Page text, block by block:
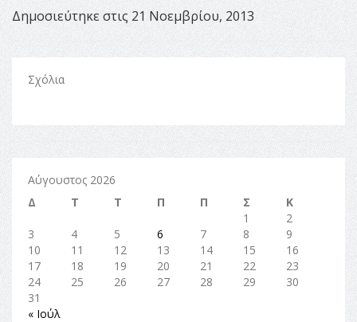
Δημοσιεύτηκε στις 21 Νοεμβρίου, 2013
Σχόλια
Αύγουστος 2026
Δ
Τ Τ Π Π Σ
Κ
1
2
3
4 5 6 7 8
9
10
11 12 13 14 15
16
17
18 19 20 21 22
23
24
25 26 27 28 29
30
31
« Ιούλ